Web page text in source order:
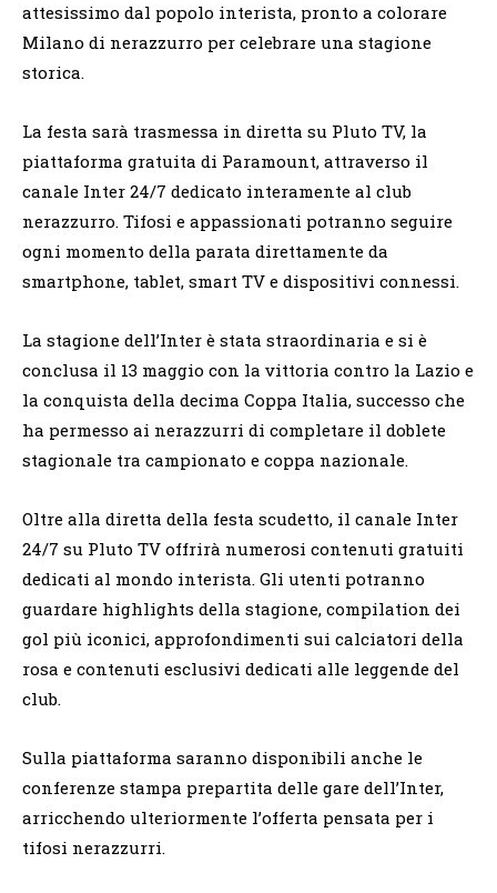
attesissimo dal popolo interista, pronto a colorare
Milano di nerazzurro per celebrare una stagione
storica.
La festa sarà trasmessa in diretta su Pluto TV, la
piattaforma gratuita di Paramount, attraverso il
canale Inter 24/7 dedicato interamente al club
nerazzurro. Tifosi e appassionati potranno seguire
ogni momento della parata direttamente da
smartphone, tablet, smart TV e dispositivi connessi.
La stagione dell’Inter è stata straordinaria e si è
conclusa il 13 maggio con la vittoria contro la Lazio e
la conquista della decima Coppa Italia, successo che
ha permesso ai nerazzurri di completare il doblete
stagionale tra campionato e coppa nazionale.
Oltre alla diretta della festa scudetto, il canale Inter
24/7 su Pluto TV offrirà numerosi contenuti gratuiti
dedicati al mondo interista. Gli utenti potranno
guardare highlights della stagione, compilation dei
gol più iconici, approfondimenti sui calciatori della
rosa e contenuti esclusivi dedicati alle leggende del
club.
Sulla piattaforma saranno disponibili anche le
conferenze stampa prepartita delle gare dell’Inter,
arricchendo ulteriormente l’offerta pensata per i
tifosi nerazzurri.